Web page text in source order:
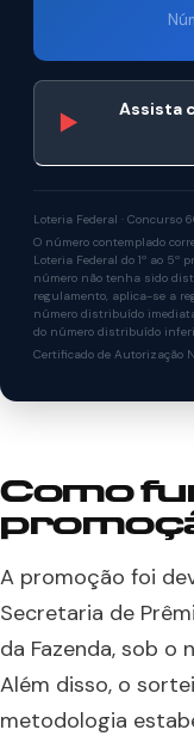
▶
Assista
Loteria Federal · Concurso
O número contemplado
Loteria Federal do 1º ao 5º
número não tenha sido
regulamento, aplica-se a
número distribuído
do número distribuído
Certificado de Autorização
Como
A promoção foi
Secretaria de
da Fazenda, sob o
Além disso, o
metodologia